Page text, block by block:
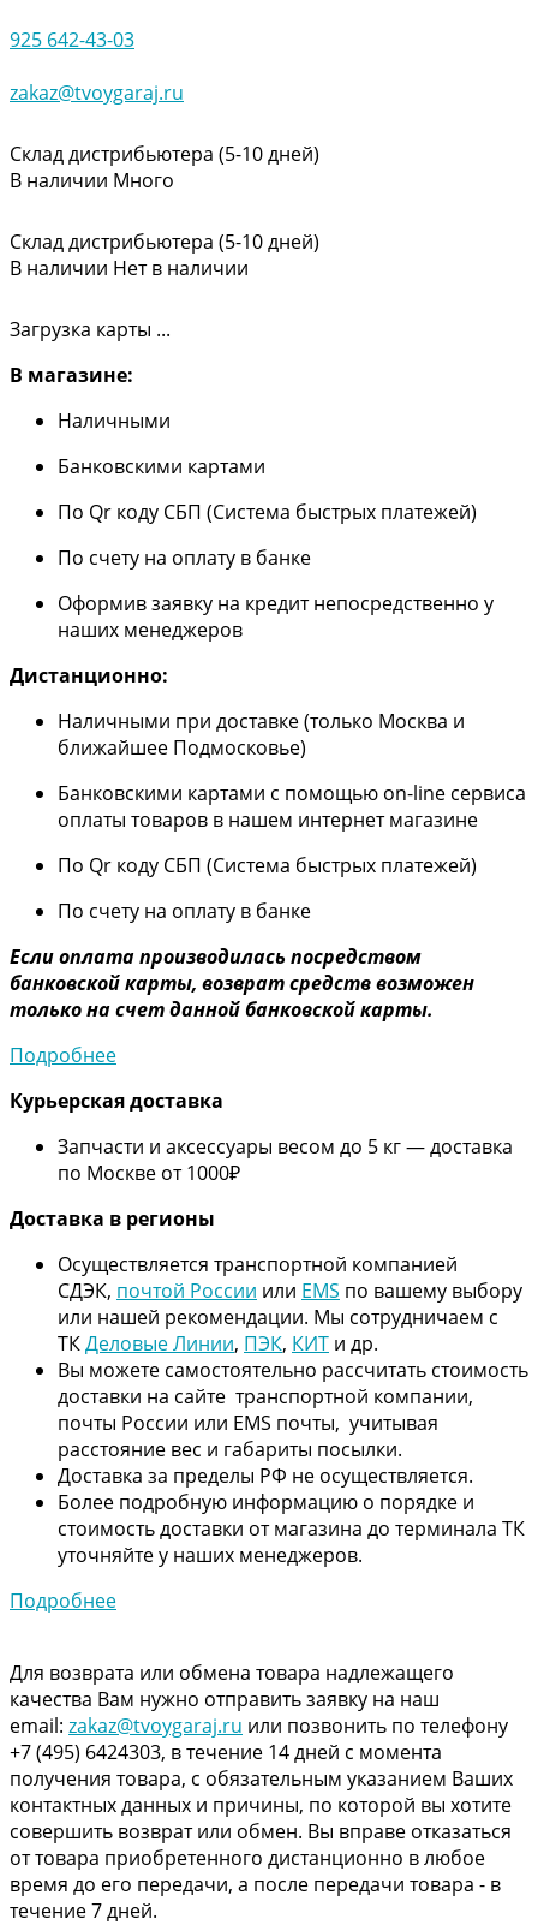
925 642-43-03
zakaz@tvoygaraj.ru
Склад дистрибьютера (5-10 дней)
В наличии Много
Склад дистрибьютера (5-10 дней)
В наличии Нет в наличии
Загрузка карты ...
В магазине:
Наличными
Банковскими картами
По Qr коду СБП (Система быстрых платежей)
По счету на оплату в банке
Оформив заявку на кредит непосредственно у
наших менеджеров
Дистанционно:
Наличными при доставке (только Москва и
ближайшее Подмосковье)
Банковскими картами с помощью on-line сервиса
оплаты товаров в нашем интернет магазине
По Qr коду СБП (Система быстрых платежей)
По счету на оплату в банке
Если оплата производилась посредством
банковской карты, возврат средств возможен
только на счет данной банковской карты.
Подробнее
Курьерская доставка
Запчасти и аксессуары весом до 5 кг — доставка
по Москве от 1000₽
Доставка в регионы
Осуществляется транспортной компанией
СДЭК, почтой России или EMS по вашему выбору
или нашей рекомендации. Мы сотрудничаем с
ТКДеловые Линии, ПЭК, КИТ и др.
Вы можете самостоятельно рассчитать стоимость
доставки на сайте транспортной компании,
почты России или EMS почты, учитывая
расстояние вес и габариты посылки.
Доставка за пределы РФ не осуществляется.
Более подробную информацию о порядке и
стоимость доставки от магазина до терминала ТК
уточняйте у наших менеджеров.
Подробнее
Для возврата или обмена товара надлежащего
качества Вам нужно отправить заявку на наш
email: zakaz@tvoygaraj.ru или позвонить по телефону
+7 (495) 6424303, в течение 14 дней с момента
получения товара, с обязательным указанием Ваших
контактных данных и причины, по которой вы хотите
совершить возврат или обмен. Вы вправе отказаться
от товара приобретенного дистанционно в любое
время до его передачи, а после передачи товара - в
течение 7 дней.